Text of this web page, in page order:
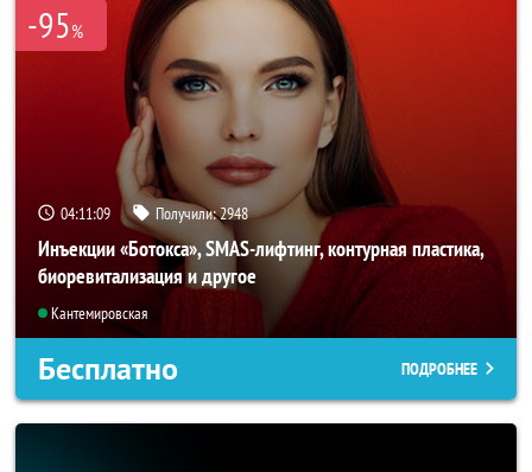
-95%
04:11:07 Получили:2948
Инъекции «Ботокса», SMAS-лифтинг, контурная пластика,
биоревитализация и другое
Кантемировская
Бесплатно ПОДРОБНЕЕ